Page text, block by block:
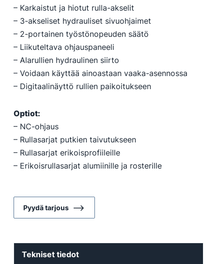
– Karkaistut ja hiotut rulla-akselit
– 3-akseliset hydrauliset sivuohjaimet
– 2-portainen työstönopeuden säätö
– Liikuteltava ohjauspaneeli
– Alarullien hydraulinen siirto
– Voidaan käyttää ainoastaan vaaka-asennossa
– Digitaalinäyttö rullien paikoitukseen
Optiot:
– NC-ohjaus
– Rullasarjat putkien taivutukseen
– Rullasarjat erikoisprofiileille
– Erikoisrullasarjat alumiinille ja rosterille
Pyydä tarjous
Tekniset tiedot